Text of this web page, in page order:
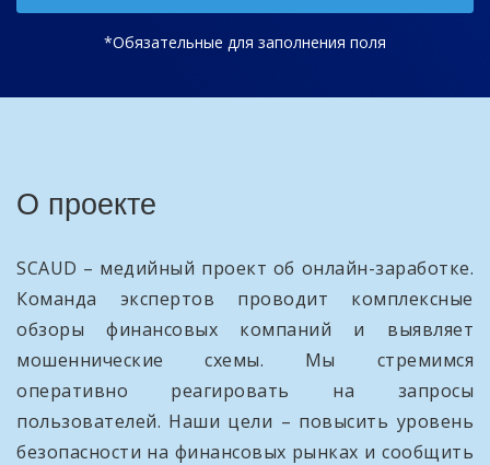
*Обязательные для заполнения поля
О проекте
SCAUD – медийный проект об онлайн-заработке.
Команда экспертов проводит комплексные
обзоры финансовых компаний и выявляет
мошеннические схемы. Мы стремимся
оперативно реагировать на запросы
пользователей. Наши цели – повысить уровень
безопасности на финансовых рынках и сообщить